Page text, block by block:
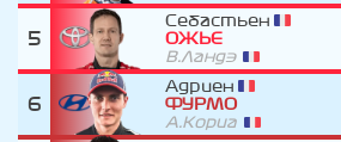
5
Себастьен
ОЖЬЕ
В.Ландэ
6
Адриен
ФУРМО
А.Кориа